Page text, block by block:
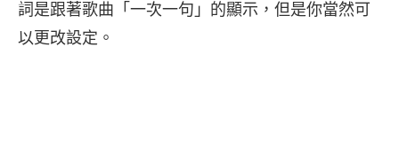
詞是跟著歌曲「一次一句」的顯示，但是你當然可
以更改設定。